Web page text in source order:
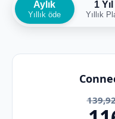
Aylık
Yıllık öde
1 Yıl
Yıllık